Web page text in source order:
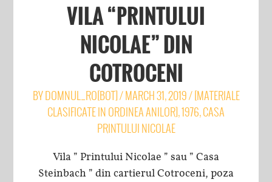
VILA “PRINTULUI
NICOLAE” DIN
COTROCENI
BYDOMNUL_RO[BOT]/MARCH 31, 2019/[MATERIALE
CLASIFICATE IN ORDINEA ANILOR],1976,CASA
PRINTULUI NICOLAE
Vila ” Printului Nicolae ” sau ” Casa
Steinbach ” din cartierul Cotroceni, poza